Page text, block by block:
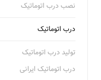
نصب درب اتوماتیک
درب اتوماتیک
تولید درب اتوماتیک
درب اتوماتیک ایرانی